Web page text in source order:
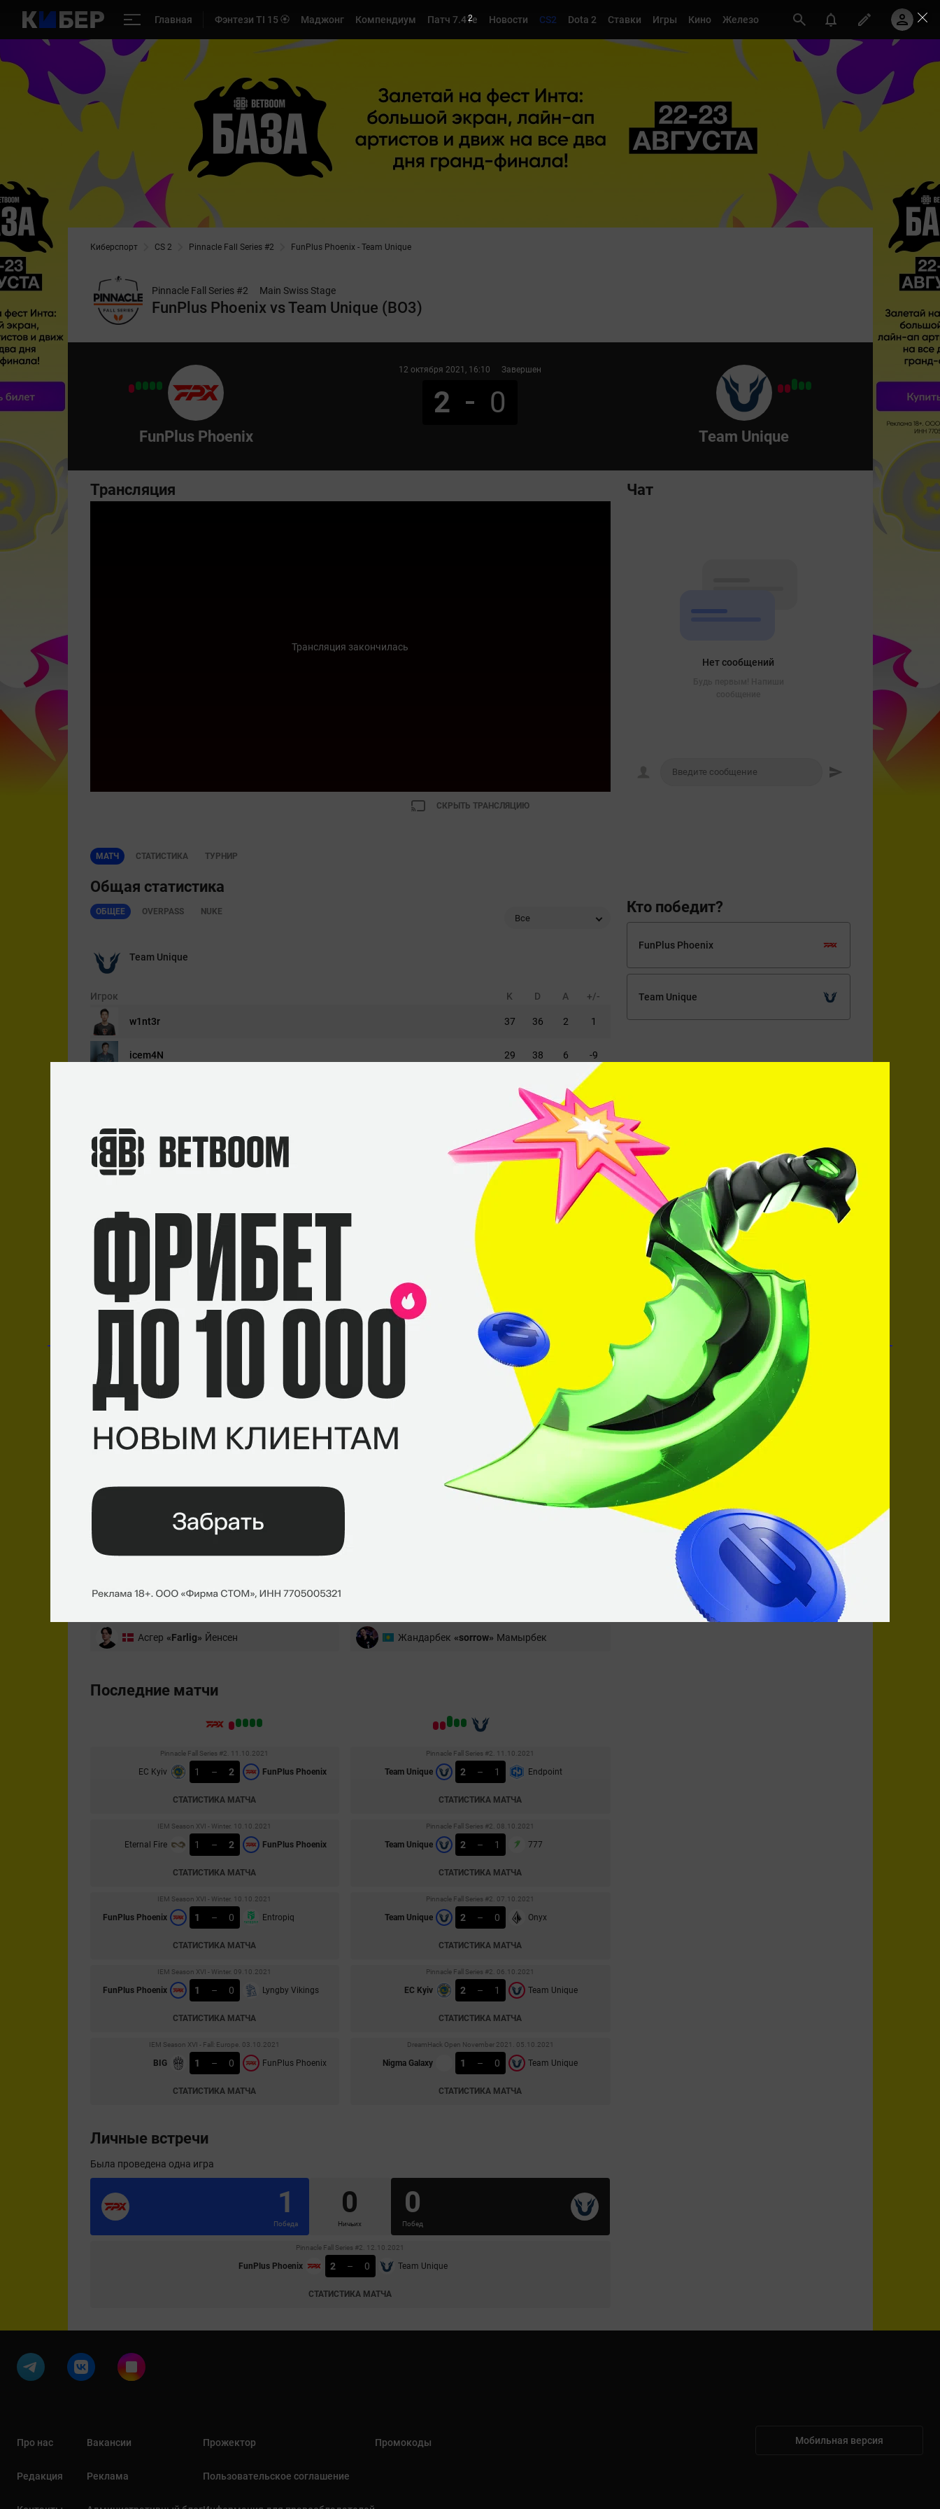
Главная Фэнтези TI 15 🏵️ Маджонг Компендиум Патч 7.41e Новости CS2 Dota 2 Ставки Игры Кино Железо
Киберспорт CS 2 Pinnacle Fall Series #2 FunPlus Phoenix - Team Unique
Pinnacle Fall Series #2 Main Swiss Stage
FunPlus Phoenix vs Team Unique (BO3)
FunPlus Phoenix
12 октября 2021 , 16:10 Завершен
2 0
Team Unique
Чат
Нет сообщений
Трансляция
Трансляция закончилась
СКРЫТЬ ТРАНСЛЯЦИЮ
МАТЧ СТАТИСТИКА ТУРНИР
Кто победит?
FunPlus Phoenix
Team Unique
Общая статистика
ОБЩЕЕ OVERPASS NUKE
Все
Team Unique
Игрок K D A +/-
w1nt3r 37 36 2 1
icem4N 29 38 6 -9
2
40 -6
sorrow 29 40 10 -11
Игрок
emi
zehN 36 26
40 32
Farlig 7 22
Составы
Vuković
Асгер «Farlig» Йенсен
Копжанов
Жандарбек «sorrow» Мамырбек
Последние матчи
Pinnacle Fall Series #2. 11.10.2021
EC Kyiv 1 – 2 FunPlus Phoenix
СТАТИСТИКА МАТЧА
IEM Season XVI - Winter. 10.10.2021
Eternal Fire 1 – 2 FunPlus Phoenix
СТАТИСТИКА МАТЧА
IEM Season XVI - Winter. 10.10.2021
FunPlus Phoenix 1 – 0 Entropiq
СТАТИСТИКА МАТЧА
IEM Season XVI - Winter. 09.10.2021
FunPlus Phoenix 1 – 0 Lyngby Vikings
СТАТИСТИКА МАТЧА
IEM Season XVI - Fall: Europe. 03.10.2021
BIG 1 – 0 FunPlus Phoenix
СТАТИСТИКА МАТЧА
Pinnacle Fall Series #2. 11.10.2021
Team Unique 2 – 1 Endpoint
СТАТИСТИКА МАТЧА
Pinnacle Fall Series #2. 08.10.2021
Team Unique 2 – 1 777
СТАТИСТИКА МАТЧА
Pinnacle Fall Series #2. 07.10.2021
Team Unique 2 – 0 Onyx
СТАТИСТИКА МАТЧА
Pinnacle Fall Series #2. 06.10.2021
EC Kyiv 2 – 1 Team Unique
СТАТИСТИКА МАТЧА
DreamHack Open November 2021. 05.10.2021
Nigma Galaxy 1 – 0 Team Unique
СТАТИСТИКА МАТЧА
Личные встречи
Была проведена одна игра
1
Победа
0
Ничьих
0
Побед
Pinnacle Fall Series #2. 12.10.2021
FunPlus Phoenix 2 – 0 Team Unique
СТАТИСТИКА МАТЧА
Про нас
Редакция
Вакансии
Реклама
Прожектор
Пользовательское соглашение
Промокоды Мобильная версия
1